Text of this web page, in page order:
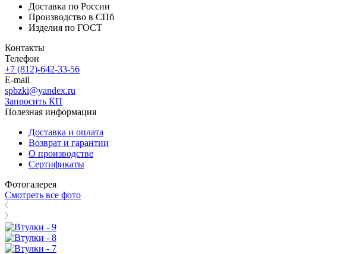
Доставка по России
Производство в СПб
Изделия по ГОСТ
Контакты
Телефон
+7 (812)-642-33-56
E-mail
spbzki@yandex.ru
Запросить КП
Полезная информация
Доставка и оплата
Возврат и гарантии
О производстве
Сертификаты
Фотогалерея
Смотреть все фото